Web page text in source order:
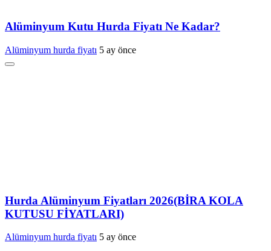
Alüminyum Kutu Hurda Fiyatı Ne Kadar?
Alüminyum hurda fiyatı 5 ay önce
Hurda Alüminyum Fiyatları 2026(BİRA KOLA
KUTUSU FİYATLARI)
Alüminyum hurda fiyatı 5 ay önce